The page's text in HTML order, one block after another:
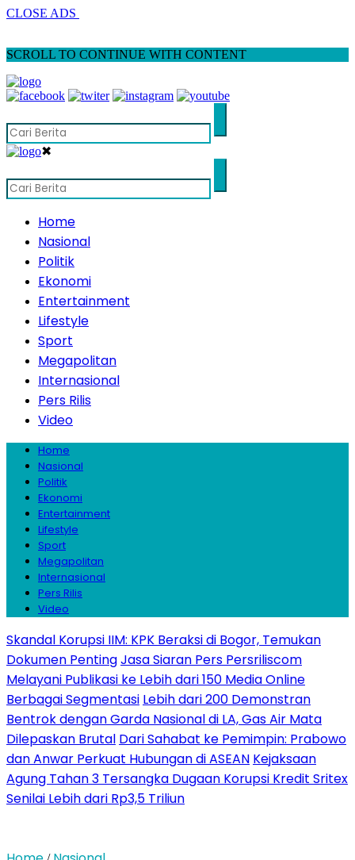
CLOSE ADS
SCROLL TO CONTINUE WITH CONTENT
✖
Home
Nasional
Politik
Ekonomi
Entertainment
Lifestyle
Sport
Megapolitan
Internasional
Pers Rilis
Video
Home
Nasional
Politik
Ekonomi
Entertainment
Lifestyle
Sport
Megapolitan
Internasional
Pers Rilis
Video
Skandal Korupsi IIM: KPK Beraksi di Bogor, Temukan
Dokumen PentingJasa Siaran Pers Persriliscom
Melayani Publikasi ke Lebih dari 150 Media Online
Berbagai Segmentasi Lebih dari 200 Demonstran
Bentrok dengan Garda Nasional di LA, Gas Air Mata
Dilepaskan Brutal Dari Sahabat ke Pemimpin: Prabowo
dan Anwar Perkuat Hubungan di ASEAN Kejaksaan
Agung Tahan 3 Tersangka Dugaan Korupsi Kredit Sritex
Senilai Lebih dari Rp3,5 Triliun